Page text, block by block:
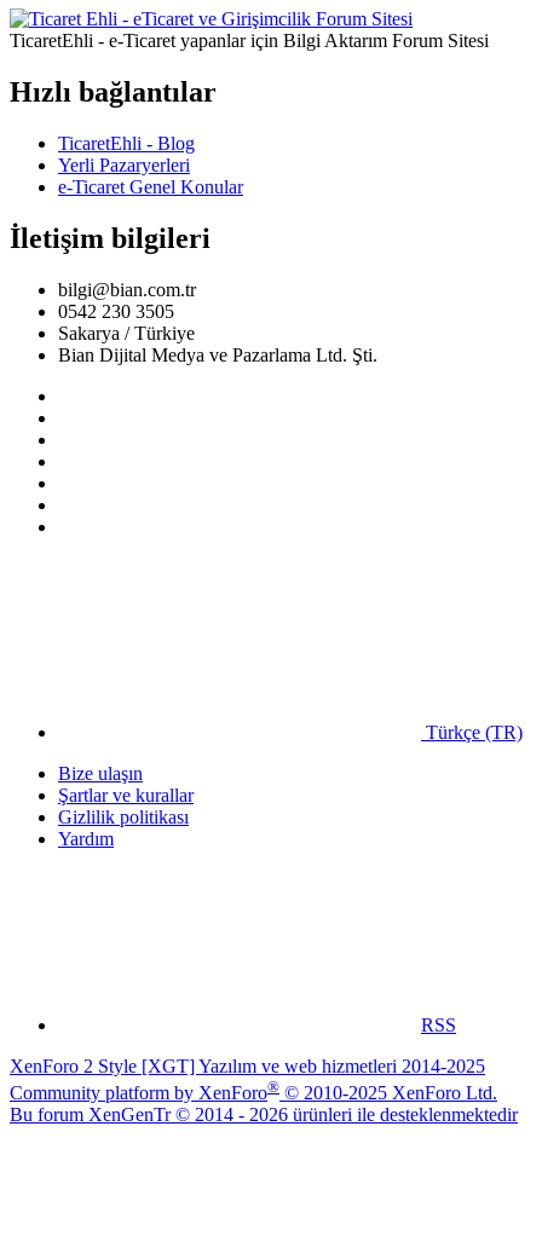
TicaretEhli - e-Ticaret yapanlar için Bilgi Aktarım Forum Sitesi
Hızlı bağlantılar
TicaretEhli - Blog
Yerli Pazaryerleri
e-Ticaret Genel Konular
İletişim bilgileri
bilgi@bian.com.tr
0542 230 3505
Sakarya / Türkiye
Bian Dijital Medya ve Pazarlama Ltd. Şti.
Türkçe (TR)
Bize ulaşın
Şartlar ve kurallar
Gizlilik politikası
Yardım
RSS
XenForo 2 Style [XGT] Yazılım ve web hizmetleri 2014-2025
Community platform by XenForo® © 2010-2025 XenForo Ltd.
Bu forum XenGenTr © 2014 - 2026 ürünleri ile desteklenmektedir